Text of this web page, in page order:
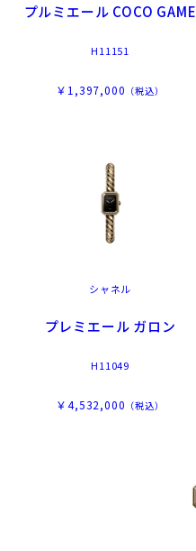
プルミエール COCO GAME
H11151
￥1,397,000 （税込）
シャネル
プレミエール ガロン
H11049
￥4,532,000 （税込）